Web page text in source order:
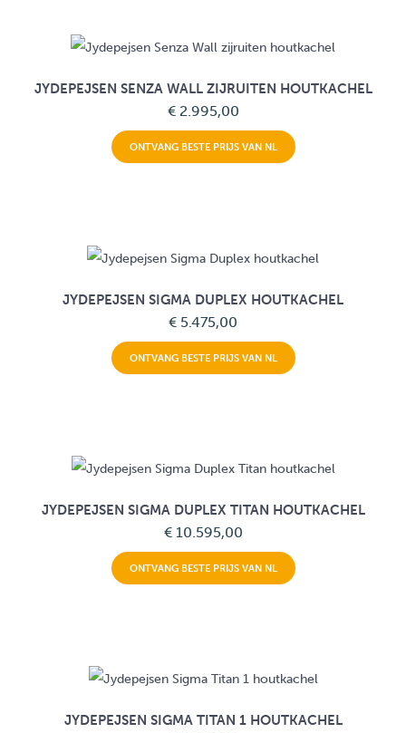
JYDEPEJSEN SENZA WALL ZIJRUITEN HOUTKACHEL
€ 2.995,00
ONTVANG BESTE PRIJS VAN NL
JYDEPEJSEN SIGMA DUPLEX HOUTKACHEL
€ 5.475,00
ONTVANG BESTE PRIJS VAN NL
JYDEPEJSEN SIGMA DUPLEX TITAN HOUTKACHEL
€ 10.595,00
ONTVANG BESTE PRIJS VAN NL
JYDEPEJSEN SIGMA TITAN 1 HOUTKACHEL